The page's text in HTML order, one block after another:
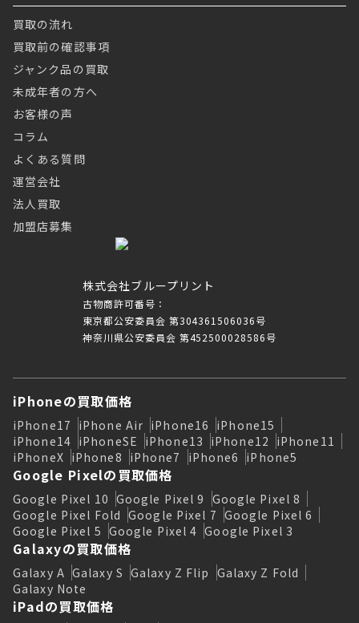
株式会社ブループリント
古物商許可番号：
東京都公安委員会 第304361506036号
神奈川県公安委員会 第452500028586号
買取の流れ
買取前の確認事項
ジャンク品の買取
未成年者の方へ
お客様の声
コラム
よくある質問
運営会社
法人買取
加盟店募集
iPhoneの買取価格
iPhone17 iPhone Air iPhone16 iPhone15
iPhone14 iPhoneSE iPhone13 iPhone12 iPhone11
iPhoneX iPhone8 iPhone7 iPhone6 iPhone5
Google Pixelの買取価格
Google Pixel 10 Google Pixel 9 Google Pixel 8
Google Pixel Fold Google Pixel 7 Google Pixel 6
Google Pixel 5 Google Pixel 4 Google Pixel 3
Galaxyの買取価格
Galaxy A Galaxy S Galaxy Z Flip Galaxy Z Fold
Galaxy Note
iPadの買取価格